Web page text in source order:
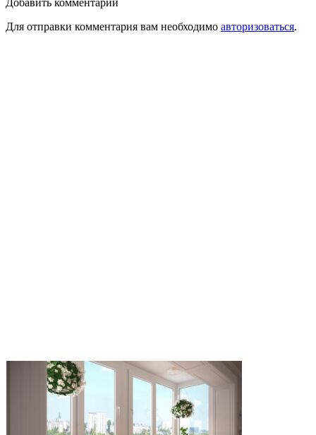
Добавить комментарий
Для отправки комментария вам необходимо авторизоваться.